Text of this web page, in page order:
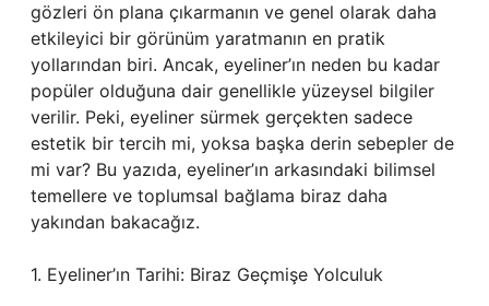
gözleri ön plana çıkarmanın ve genel olarak daha
etkileyici bir görünüm yaratmanın en pratik
yollarından biri. Ancak, eyeliner’ın neden bu kadar
popüler olduğuna dair genellikle yüzeysel bilgiler
verilir. Peki, eyeliner sürmek gerçekten sadece
estetik bir tercih mi, yoksa başka derin sebepler de
mi var? Bu yazıda, eyeliner’ın arkasındaki bilimsel
temellere ve toplumsal bağlama biraz daha
yakından bakacağız.
1. Eyeliner’ın Tarihi: Biraz Geçmişe Yolculuk